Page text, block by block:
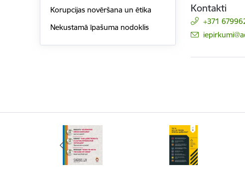
Korupcijas novēršana un ētika
Nekustamā īpašuma nodoklis
Kontakti
+371
E-pasts: